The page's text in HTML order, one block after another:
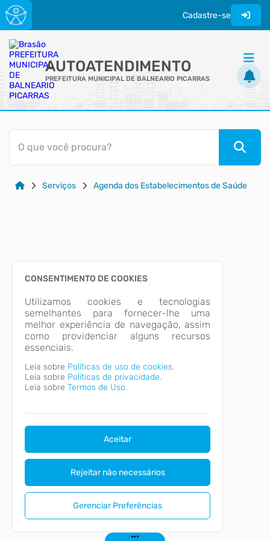
Cadastre-se
AUTOATENDIMENTO
PREFEITURA MUNICIPAL DE BALNEARIO PICARRAS
ACESSO RÁPIDO
Acessibilidade
Transparência
O que você procura?
Serviços Agenda dos Estabelecimentos de Saúde
CONSENTIMENTO DE COOKIES
Utilizamos cookies e tecnologias
semelhantes para fornecer-lhe uma
melhor experiência de navegação, assim
como providenciar alguns recursos
essenciais.
Leia sobre Políticas de uso de cookies.
Leia sobre Políticas de privacidade.
Leia sobre Termos de Uso.
Aceitar
Rejeitar não necessários
Gerenciar Preferências